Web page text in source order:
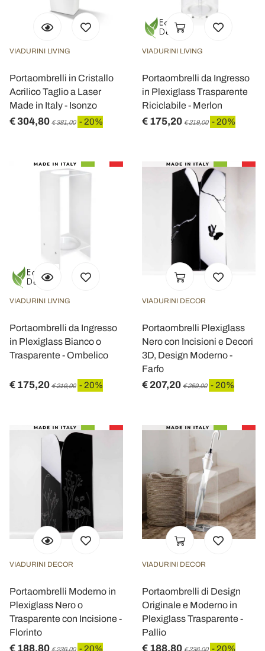
VIADURINI LIVING
Portaombrelli in Cristallo
Acrilico Taglio a Laser
Made in Italy - Isonzo
€ 304,80 € 381,00 - 20%
VIADURINI LIVING
Portaombrelli da Ingresso
in Plexiglass Trasparente
Riciclabile - Merlon
€ 175,20 € 219,00 - 20%
VIADURINI LIVING
Portaombrelli da Ingresso
in Plexiglass Bianco o
Trasparente - Ombelico
€ 175,20 € 219,00 - 20%
VIADURINI DECOR
Portaombrelli Plexiglass
Nero con Incisioni e Decori
3D, Design Moderno -
Farfo
€ 207,20 € 259,00 - 20%
VIADURINI DECOR
Portaombrelli Moderno in
Plexiglass Nero o
Trasparente con Incisione -
Florinto
€ 188,80 € 236,00 - 20%
VIADURINI DECOR
Portaombrelli di Design
Originale e Moderno in
Plexiglass Trasparente -
Pallio
€ 188,80 € 236,00 - 20%